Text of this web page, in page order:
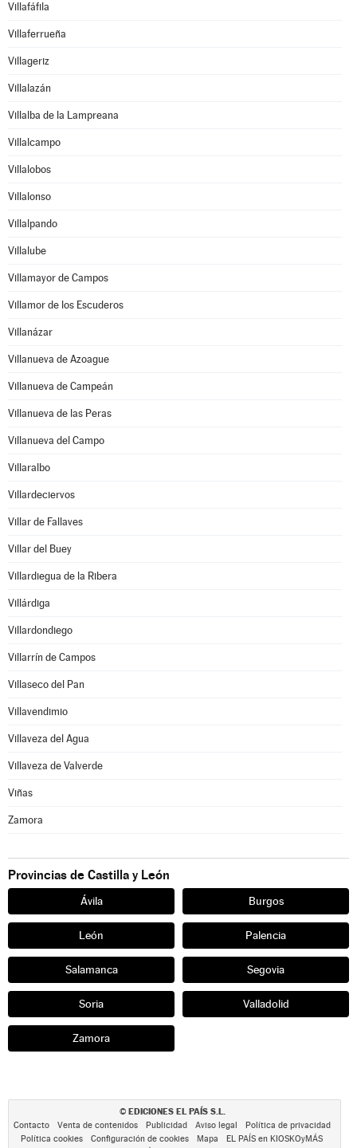
Villafáfila
Villaferrueña
Villageriz
Villalazán
Villalba de la Lampreana
Villalcampo
Villalobos
Villalonso
Villalpando
Villalube
Villamayor de Campos
Villamor de los Escuderos
Villanázar
Villanueva de Azoague
Villanueva de Campeán
Villanueva de las Peras
Villanueva del Campo
Villaralbo
Villardeciervos
Villar de Fallaves
Villar del Buey
Villardiegua de la Ribera
Villárdiga
Villardondiego
Villarrín de Campos
Villaseco del Pan
Villavendimio
Villaveza del Agua
Villaveza de Valverde
Viñas
Zamora
Provincias de Castilla y León
Ávila Burgos
León Palencia
Salamanca Segovia
Soria Valladolid
Zamora
© EDICIONES EL PAÍS S.L.
Contacto Venta de contenidos Publicidad Aviso legal
Política de privacidad
Política cookies
Configuración de cookies Mapa
EL PAÍS en KIOSKOyMÁS